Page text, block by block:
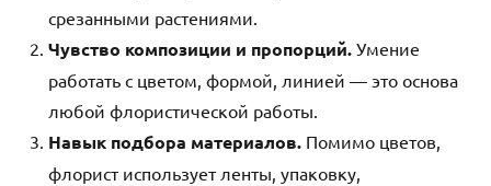
срезанными растениями.
Чувство композиции и пропорций. Умение
работать с цветом, формой, линией — это основа
любой флористической работы.
Навык подбора материалов. Помимо цветов,
флорист использует ленты, упаковку,